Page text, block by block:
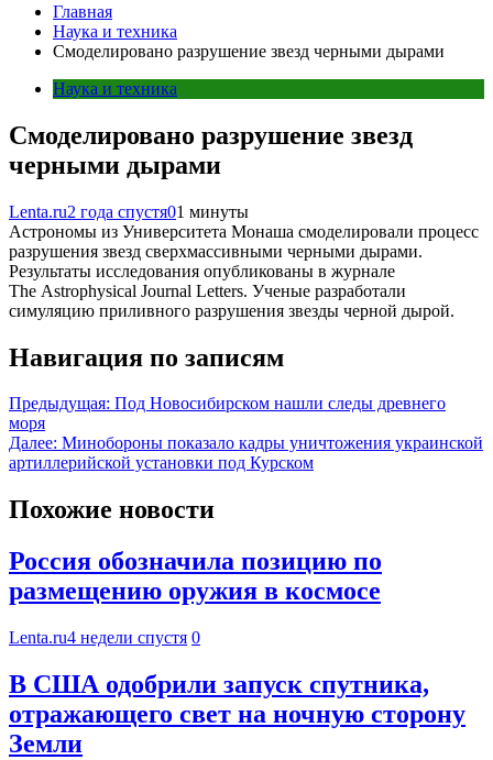
Главная
Наука и техника
Смоделировано разрушение звезд черными дырами
Наука и техника
Смоделировано разрушение звезд
черными дырами
Lenta.ru2 года спустя01 минуты
Астрономы из Университета Монаша смоделировали процесс
разрушения звезд сверхмассивными черными дырами.
Результаты исследования опубликованы в журнале
The Astrophysical Journal Letters. Ученые разработали
симуляцию приливного разрушения звезды черной дырой.
Навигация по записям
Предыдущая: Под Новосибирском нашли следы древнего
моря
Далее: Минобороны показало кадры уничтожения украинской
артиллерийской установки под Курском
Похожие новости
Россия обозначила позицию по
размещению оружия в космосе
Lenta.ru4 недели спустя 0
В США одобрили запуск спутника,
отражающего свет на ночную сторону
Земли